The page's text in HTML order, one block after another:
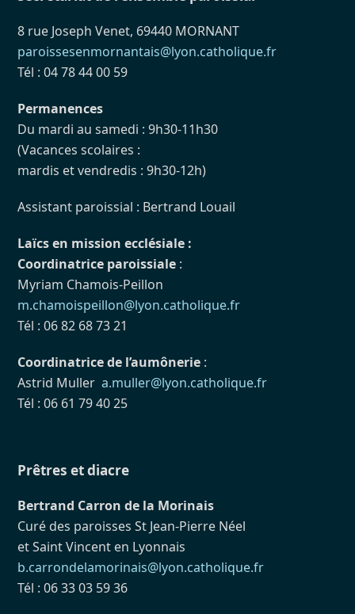
8 rue Joseph Venet, 69440 MORNANT
paroissesenmornantais@lyon.catholique.fr
Tél : 04 78 44 00 59
Permanences
Du mardi au samedi : 9h30-11h30
(Vacances scolaires :
mardis et vendredis : 9h30-12h)
Assistant paroissial : Bertrand Louail
Laïcs en mission ecclésiale :
Coordinatrice paroissiale :
Myriam Chamois-Peillon
m.chamoispeillon@lyon.catholique.fr
Tél : 06 82 68 73 21
Coordinatrice de l’aumônerie :
Astrid Mullera.muller@lyon.catholique.fr
Tél : 06 61 79 40 25
Prêtres et diacre
Bertrand Carron de la Morinais
Curé des paroisses St Jean-Pierre Néel
et Saint Vincent en Lyonnais
b.carrondelamorinais@lyon.catholique.fr
Tél : 06 33 03 59 36